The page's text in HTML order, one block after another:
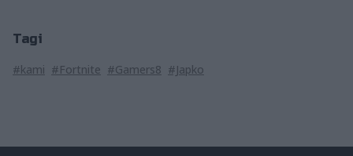
Tagi
#kami #Fortnite #Gamers8 #Japko